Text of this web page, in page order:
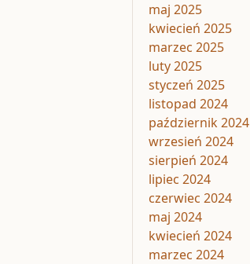
maj 2025
kwiecień 2025
marzec 2025
luty 2025
styczeń 2025
listopad 2024
październik 2024
wrzesień 2024
sierpień 2024
lipiec 2024
czerwiec 2024
maj 2024
kwiecień 2024
marzec 2024